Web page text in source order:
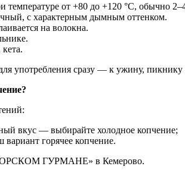
температуре от +80 до +120 °C, обычно
с характерным дымным оттенком.
на волокна.
употребления сразу — к ужину, пикнику
вкус — выбирайте холодное копчение;
горячее копчение.
ГУРМАНЕ» в Кемерово.